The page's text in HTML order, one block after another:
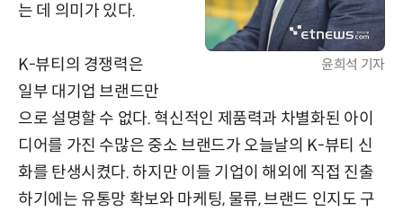
윤희석 기자
는 데 의미가 있다.
K-뷰티의 경쟁력은
일부 대기업 브랜드만
으로 설명할 수 없다. 혁신적인 제품력과 차별화된 아이
디어를 가진 수많은 중소 브랜드가 오늘날의 K-뷰티 신
화를 탄생시켰다. 하지만 이들 기업이 해외에 직접 진출
하기에는 유통망 확보와 마케팅, 물류, 브랜드 인지도 구